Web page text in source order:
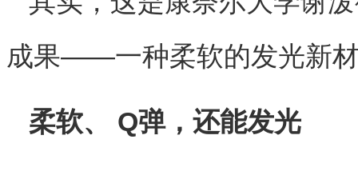
成果——一种柔软的发光新
柔软、 Q弹，还能发光